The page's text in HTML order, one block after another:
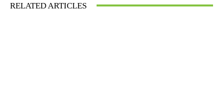
RELATED ARTICLES